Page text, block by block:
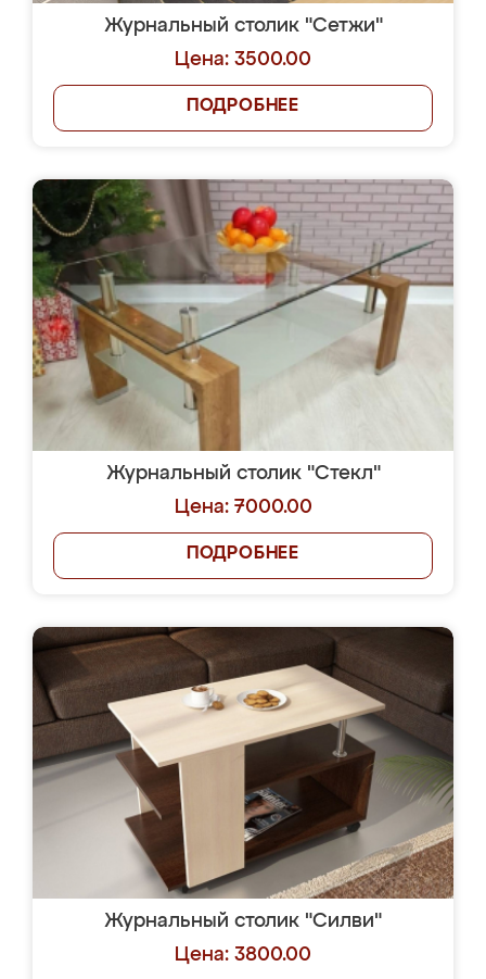
Журнальный столик "Сетжи"
Цена: 3500.00
ПОДРОБНЕЕ
Журнальный столик "Стекл"
Цена: 7000.00
ПОДРОБНЕЕ
Журнальный столик "Силви"
Цена: 3800.00